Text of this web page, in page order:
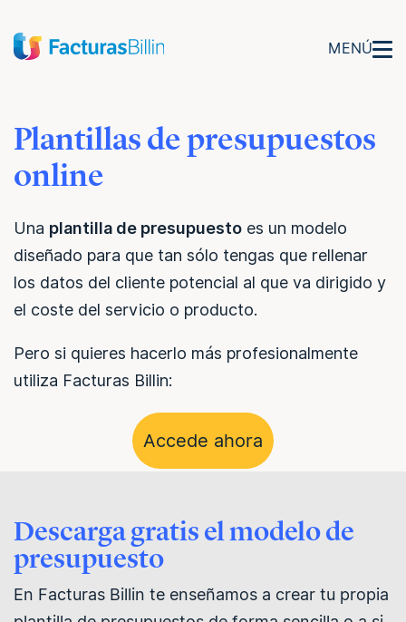
MENÚ
Plantillas de presupuestos
online
Una plantilla de presupuesto es un modelo
diseñado para que tan sólo tengas que rellenar
los datos del cliente potencial al que va dirigido y
el coste del servicio o producto.
Pero si quieres hacerlo más profesionalmente
utiliza Facturas Billin:
Accede ahora
Descarga gratis el modelo de
presupuesto
En Facturas Billin te enseñamos a crear tu propia